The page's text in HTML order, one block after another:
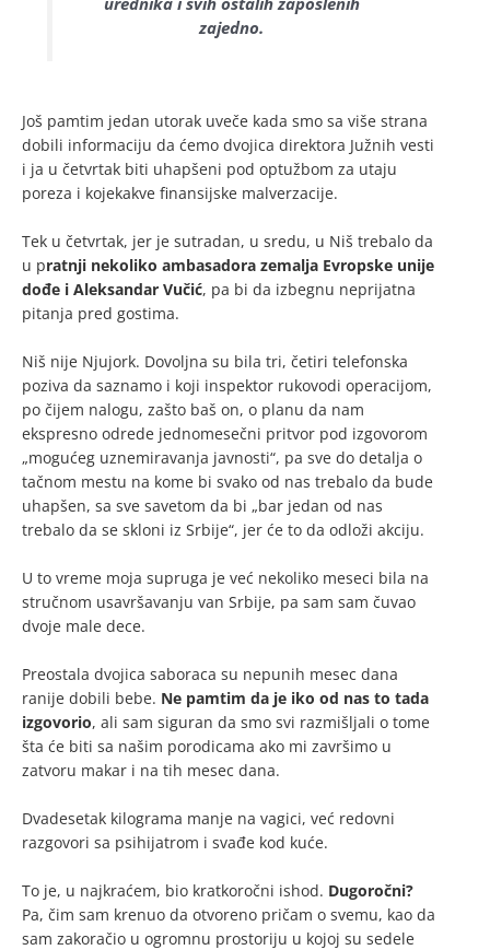
zajedno.
Još pamtim jedan utorak uveče kada smo sa više strana
dobili informaciju da ćemo dvojica direktora Južnih vesti
i ja u četvrtak biti uhapšeni pod optužbom za utaju
poreza i kojekakve finansijske malverzacije.
Tek u četvrtak, jer je sutradan, u sredu, u Niš trebalo da
u pratnji nekoliko ambasadora zemalja Evropske unije
dođe i Aleksandar Vučić, pa bi da izbegnu neprijatna
pitanja pred gostima.
Niš nije Njujork. Dovoljna su bila tri, četiri telefonska
poziva da saznamo i koji inspektor rukovodi operacijom,
po čijem nalogu, zašto baš on, o planu da nam
ekspresno odrede jednomesečni pritvor pod izgovorom
„mogućeg uznemiravanja javnosti“, pa sve do detalja o
tačnom mestu na kome bi svako od nas trebalo da bude
uhapšen, sa sve savetom da bi „bar jedan od nas
trebalo da se skloni iz Srbije“, jer će to da odloži akciju.
U to vreme moja supruga je već nekoliko meseci bila na
stručnom usavršavanju van Srbije, pa sam sam čuvao
dvoje male dece.
Preostala dvojica saboraca su nepunih mesec dana
ranije dobili bebe. Ne pamtim da je iko od nas to tada
izgovorio, ali sam siguran da smo svi razmišljali o tome
šta će biti sa našim porodicama ako mi završimo u
zatvoru makar i na tih mesec dana.
Dvadesetak kilograma manje na vagici, već redovni
razgovori sa psihijatrom i svađe kod kuće.
To je, u najkraćem, bio kratkoročni ishod. Dugoročni?
Pa, čim sam krenuo da otvoreno pričam o svemu, kao da
sam zakoračio u ogromnu prostoriju u kojoj su sedele